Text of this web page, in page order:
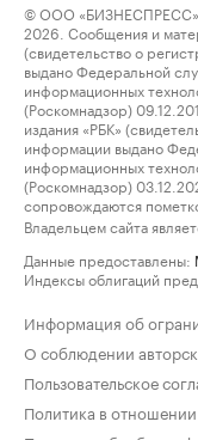
© ООО
2026. Сообщения и
(свидетельство о
выдано Федеральной
информационных
(Роскомнадзор)
издания «РБК»
информации выдано
информационных
(Роскомнадзор)
сопровождаются
Владельцем сайта
Данные предоставлены:
Индексы облигаций
Информация об
О соблюдении
Пользовательское
Политика в